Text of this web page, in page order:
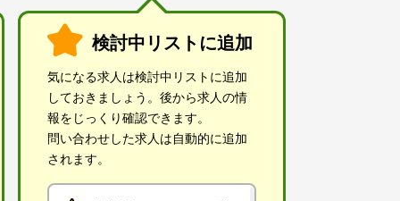
検討中リストに追加
気になる求人は検討中リストに追加
しておきましょう。後から求人の情
報をじっくり確認できます。
問い合わせした求人は自動的に追加
されます。